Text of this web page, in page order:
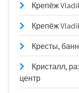
Крепёж
Крепёж
Кресты,
Кристалл,
центр